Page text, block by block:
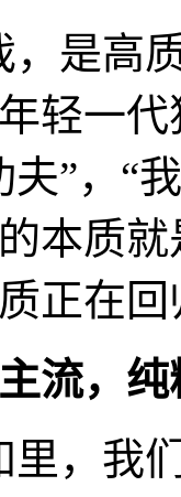
是高质
轻一
夫”，“
本质
正在回
流，
，我们